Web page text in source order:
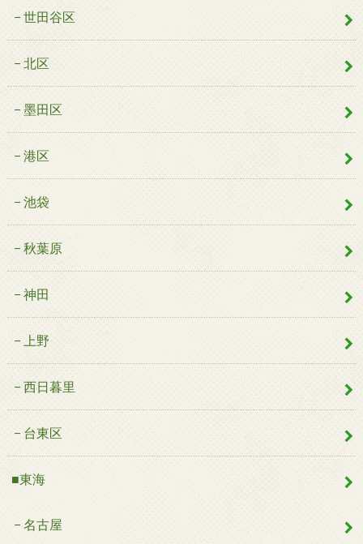
世田谷区
北区
墨田区
港区
池袋
秋葉原
神田
上野
西日暮里
台東区
■東海
名古屋